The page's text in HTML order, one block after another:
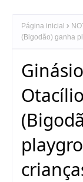
Página inicial
(Bigodão) ganha